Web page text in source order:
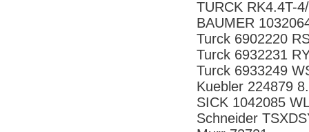
TURCK RK4.4T-
BAUMER
Turck 6902220
Turck 6932231
Turck 6933249
Kuebler 224879
SICK 1042085
Schneider